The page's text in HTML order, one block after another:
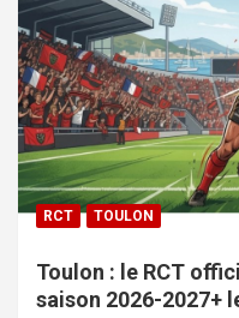
RCT TOULON
Toulon : le RCT
saison 2026-2027+